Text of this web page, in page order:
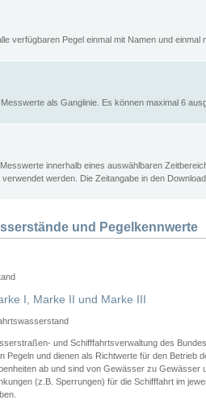
verfügbaren Pegel einmal mit Namen und einmal
als Ganglinie. Es können maximal 6
innerhalb eines auswählbaren
werden. Die Zeitangabe in den
und Pegelkennwerte
I, Marke II und Marke III
und Schifffahrtsverwaltung des
Pegeln und dienen als Richtwerte für den Betrieb
ab und sind von Gewässer zu
(z.B. Sperrungen) für die Schifffahrt im